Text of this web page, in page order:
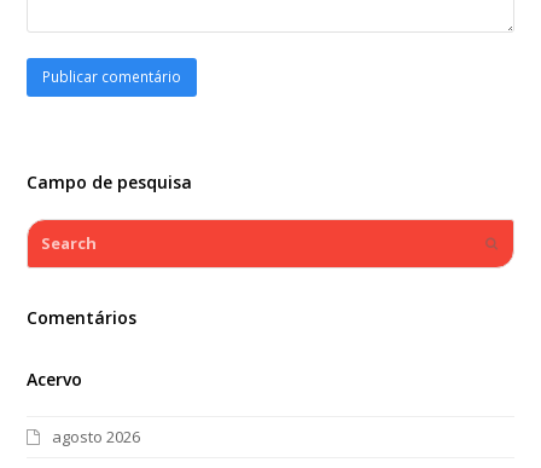
Campo de pesquisa
Search
Comentários
Acervo
agosto 2026